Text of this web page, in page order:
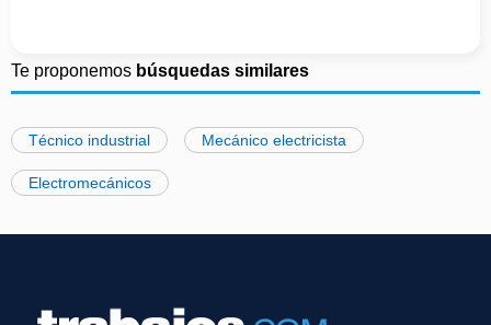
Te proponemos búsquedas similares
Técnico industrial Mecánico electricista
Electromecánicos